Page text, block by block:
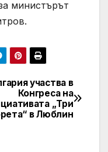
министърът
участва в
Конгреса на
„Три
в Люблин